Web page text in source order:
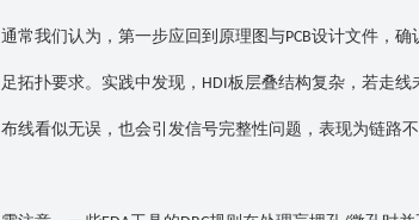
通常我们认为，第一步应回到原理图与PCB设计文件，确
足拓扑要求。实践中发现， HDI板层叠结构复杂，若走线
布线看似无误，也会引发信号完整性问题，表现为链路